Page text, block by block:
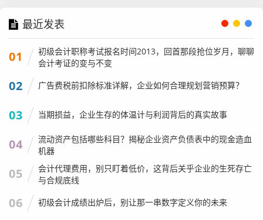
最近发表
01
初级会计职称考试报名时间2013，回首那段抢位岁月，聊聊
会计考证的变与不变
02 广告费税前扣除标准详解，企业如何合理规划营销预算？
03 当期损益，企业生存的体温计与利润背后的真实故事
04
流动资产包括哪些科目？揭秘企业资产负债表中的现金造血
机器
05
会计代理费用，别只盯着低价，这背后关乎企业的生死存亡
与合规底线
06 初级会计成绩出炉后，别让那一串数字定义你的未来